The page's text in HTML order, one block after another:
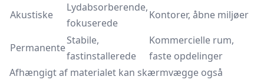
Akustiske
Lydabsorberende,
fokuserede
Kontorer, åbne miljøer
Permanente
Stabile,
fastinstallerede
Kommercielle rum,
faste opdelinger
Afhængigt af materialet kan skærmvægge også